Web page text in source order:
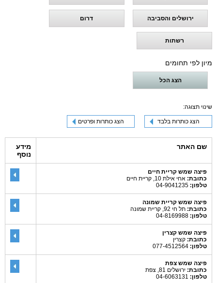
ירושלים והסביבה דרום
רשתות
מיון לפי תחומים
הצג הכל
שינוי תצוגה:
הצג כותרות בלבד הצג כותרות ופרטים
שם האתר
מידע
נוסף
פיצה שמש קריית חיים
כתובת: אחי אילת 10, קריית חיים
טלפון:
פיצה שמש קריית שמונה
כתובת: תל חי 92, קריית שמונה
טלפון:
פיצה שמש קצרין
כתובת: קצרין
טלפון:
פיצה שמש צפת
כתובת: ירושלים 81, צפת
טלפון: